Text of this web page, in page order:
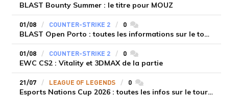
BLAST Bounty Summer : le titre pour MOUZ
01/08 COUNTER-STRIKE 2 0commentaires
BLAST Open Porto : toutes les informations sur le tournoi
01/08 COUNTER-STRIKE 2 0commentaires
EWC CS2 : Vitality et 3DMAX de la partie
21/07 LEAGUE OF LEGENDS 0commentaires
Esports Nations Cup 2026 : toutes les infos sur le tournoi